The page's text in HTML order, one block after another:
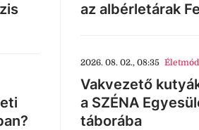
az albérletárak
2026. 08. 02., 08:35 Életmód
Vakvezető
a SZÉNA
táborába